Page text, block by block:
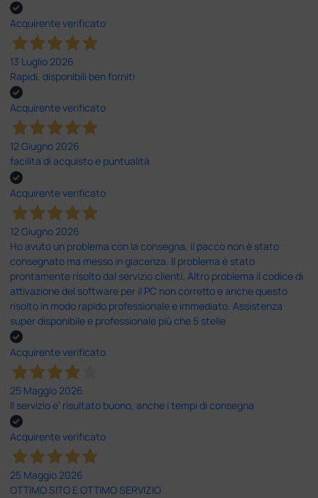
Acquirente verificato
13 Luglio 2026
Rapidi, disponibili ben forniti
Acquirente verificato
12 Giugno 2026
facilità di acquisto e puntualità
Acquirente verificato
12 Giugno 2026
Ho avuto un problema con la consegna, il pacco non è stato
consegnato ma messo in giacenza. Il problema è stato
prontamente risolto dal servizio clienti. Altro problema il codice di
attivazione del software per il PC non corretto e anche questo
risolto in modo rapido professionale e immediato. Assistenza
super disponibile e professionale più che 5 stelle
Acquirente verificato
25 Maggio 2026
Il servizio e’ risultato buono, anche i tempi di consegna
Acquirente verificato
25 Maggio 2026
OTTIMO SITO E OTTIMO SERVIZIO